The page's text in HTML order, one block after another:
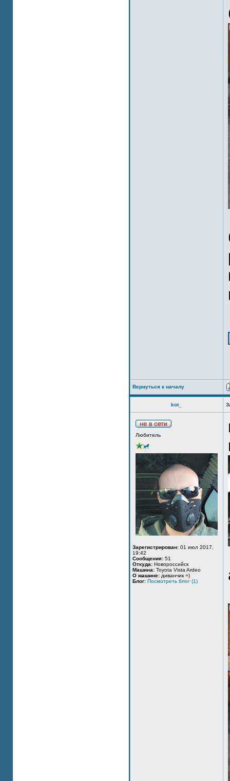
Вернуться к началу
kot_
Любитель
Зарегистрирован: 01 июл 2017,
19:42
Сообщения: 51
Откуда: Новороссийск
Машина: Toyota Vista Ardeo
О машине: диванчик =)
Блог: Посмотреть блог (1)